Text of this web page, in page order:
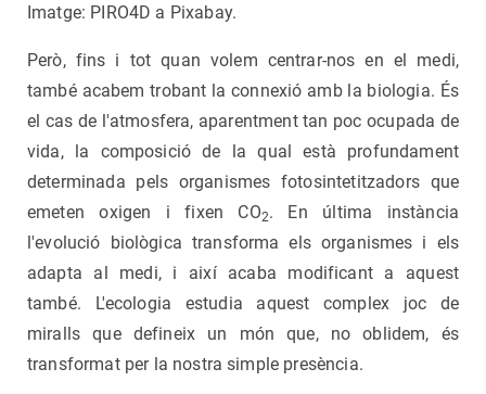
Imatge: PIRO4D a Pixabay.
Però, fins i tot quan volem centrar-nos en el medi,
també acabem trobant la connexió amb la biologia. És
el cas de l'atmosfera, aparentment tan poc ocupada de
vida, la composició de la qual està profundament
determinada pels organismes fotosintetitzadors que
emeten oxigen i fixen CO2. En última instància
l'evolució biològica transforma els organismes i els
adapta al medi, i així acaba modificant a aquest
també. L'ecologia estudia aquest complex joc de
miralls que defineix un món que, no oblidem, és
transformat per la nostra simple presència.